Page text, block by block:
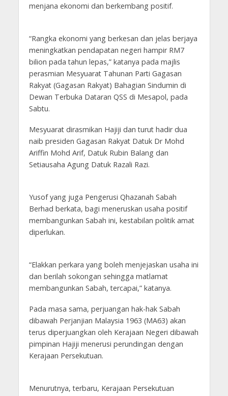
menjana ekonomi dan berkembang positif.
“Rangka ekonomi yang berkesan dan jelas berjaya
meningkatkan pendapatan negeri hampir RM7
bilion pada tahun lepas,” katanya pada majlis
perasmian Mesyuarat Tahunan Parti Gagasan
Rakyat (Gagasan Rakyat) Bahagian Sindumin di
Dewan Terbuka Dataran QSS di Mesapol, pada
Sabtu.
Mesyuarat dirasmikan Hajiji dan turut hadir dua
naib presiden Gagasan Rakyat Datuk Dr Mohd
Ariffin Mohd Arif, Datuk Rubin Balang dan
Setiausaha Agung Datuk Razali Razi.
Yusof yang juga Pengerusi Qhazanah Sabah
Berhad berkata, bagi meneruskan usaha positif
membangunkan Sabah ini, kestabilan politik amat
diperlukan.
“Elakkan perkara yang boleh menjejaskan usaha ini
dan berilah sokongan sehingga matlamat
membangunkan Sabah, tercapai,” katanya.
Pada masa sama, perjuangan hak-hak Sabah
dibawah Perjanjian Malaysia 1963 (MA63) akan
terus diperjuangkan oleh Kerajaan Negeri dibawah
pimpinan Hajiji menerusi perundingan dengan
Kerajaan Persekutuan.
Menurutnya, terbaru, Kerajaan Persekutuan